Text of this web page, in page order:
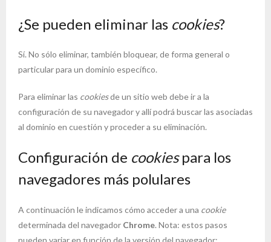
¿Se pueden eliminar las cookies?
Sí. No sólo eliminar, también bloquear, de forma general o
particular para un dominio específico.
Para eliminar las cookiesde un sitio web debe ir a la
configuración de su navegador y allí podrá buscar las asociadas
al dominio en cuestión y proceder a su eliminación.
Configuración de cookiespara los
navegadores más polulares
A continuación le indicamos cómo acceder a una cookie
determinada del navegador Chrome. Nota: estos pasos
pueden variar en función de la versión del navegador: